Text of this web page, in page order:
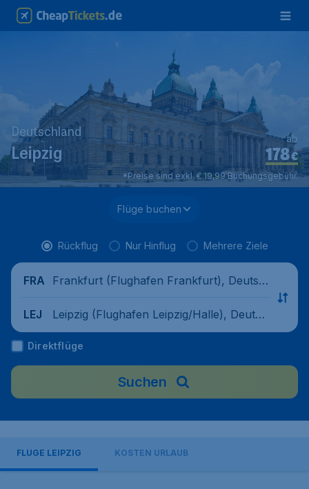
Deutschland
Leipzig €
178
ab
*Preise sind exkl. € 19,99 Buchungsgebühr.
Flüge buchen
Rückflug Nur Hinflug Mehrere Ziele
FRA
Frankfurt (Flughafen Frankfurt), Deutsc
LEJ
Leipzig (Flughafen Leipzig/Halle), Deutsc
hland
Direktflüge
Suchen
FLÜGE LEIPZIG KOSTEN URLAUB